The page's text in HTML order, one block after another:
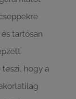
tartósan
hogy a